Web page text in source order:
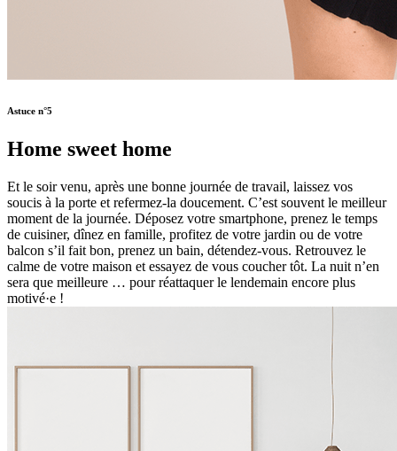
Astuce n°5
Home sweet home
Et le soir venu, après une bonne journée de travail, laissez vos
soucis à la porte et refermez-la doucement. C’est souvent le meilleur
moment de la journée. Déposez votre smartphone, prenez le temps
de cuisiner, dînez en famille, profitez de votre jardin ou de votre
balcon s’il fait bon, prenez un bain, détendez-vous. Retrouvez le
calme de votre maison et essayez de vous coucher tôt. La nuit n’en
sera que meilleure … pour réattaquer le lendemain encore plus
motivé·e !